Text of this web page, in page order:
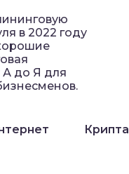
в 2022 году
А до Я для
Крипта